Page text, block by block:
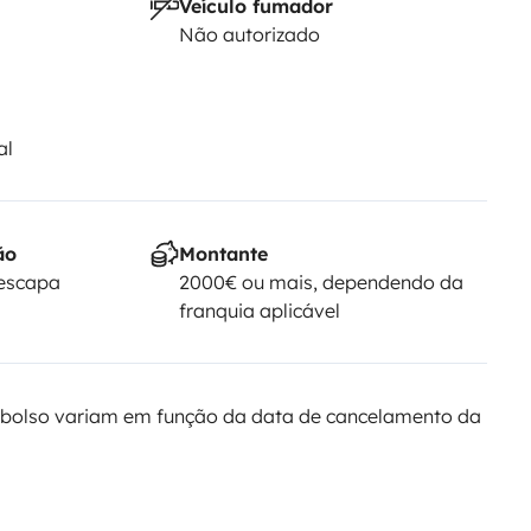
Veículo fumador
Não autorizado
Montante
2000€ ou mais, dependendo da
franquia aplicável
variam em função da data de cancelamento da